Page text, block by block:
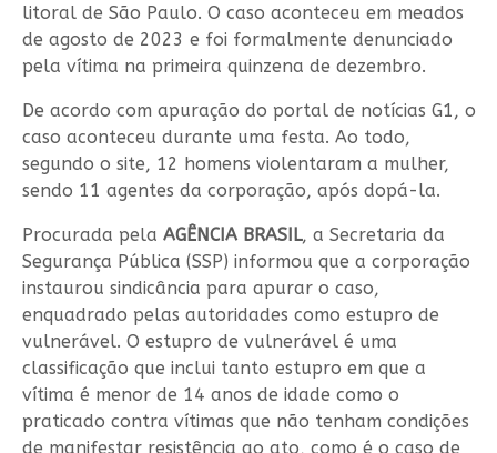
litoral de São Paulo. O caso aconteceu em meados
de agosto de 2023 e foi formalmente denunciado
pela vítima na primeira quinzena de dezembro.
De acordo com apuração do portal de notícias G1, o
caso aconteceu durante uma festa. Ao todo,
segundo o site, 12 homens violentaram a mulher,
sendo 11 agentes da corporação, após dopá-la.
Procurada pela AGÊNCIA BRASIL, a Secretaria da
Segurança Pública (SSP) informou que a corporação
instaurou sindicância para apurar o caso,
enquadrado pelas autoridades como estupro de
vulnerável. O estupro de vulnerável é uma
classificação que inclui tanto estupro em que a
vítima é menor de 14 anos de idade como o
praticado contra vítimas que não tenham condições
de manifestar resistência ao ato, como é o caso de